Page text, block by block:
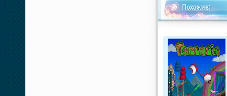
Похожие: